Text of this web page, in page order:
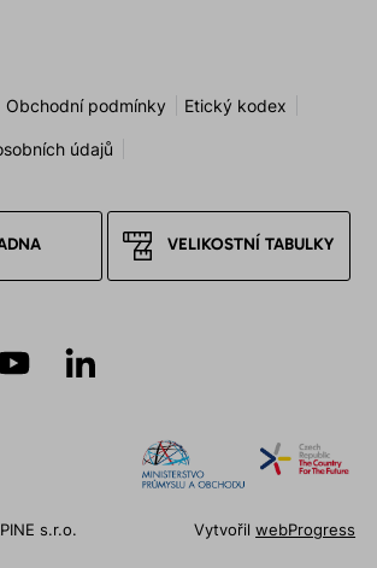
Obchodní podmínky Etický kodex
údajů
VELIKOSTNÍ TABULKY
s.r.o. VytvořilwebProgress